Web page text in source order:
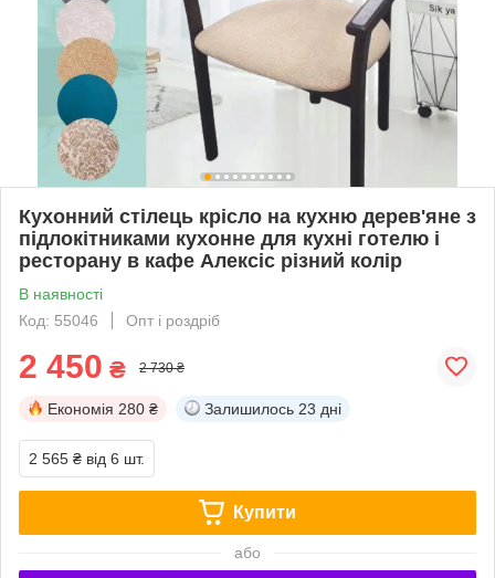
Кухонний стілець крісло на кухню дерев'яне з
підлокітниками кухонне для кухні готелю і
ресторану в кафе Алексіс різний колір
В наявності
Код: 55046
Опт і роздріб
2 450 ₴ 2 730 ₴
Економія 280 ₴ Залишилось 23 дні
2 565 ₴ від 6 шт.
Купити
або